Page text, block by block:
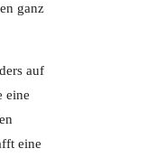
ganz
auf
eine
eine